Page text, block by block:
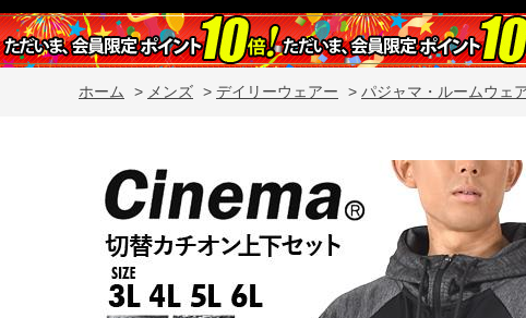
ホーム > メンズ > デイリーウェアー > パジャマ・ルームウェ